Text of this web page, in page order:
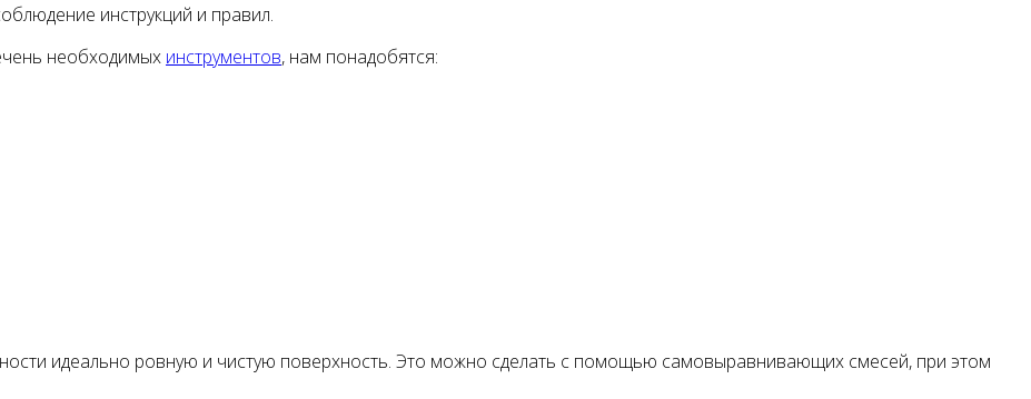
инструкций и правил.
необходимых инструментов, нам понадобятся:
идеально ровную и чистую поверхность. Это можно сделать с помощью самовыравнивающих смесей, при этом